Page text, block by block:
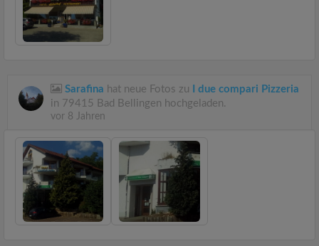
Sarafina hat neue Fotos zu
I due compari Pizzeria
in 79415 Bad Bellingen hochgeladen.
vor 8 Jahren